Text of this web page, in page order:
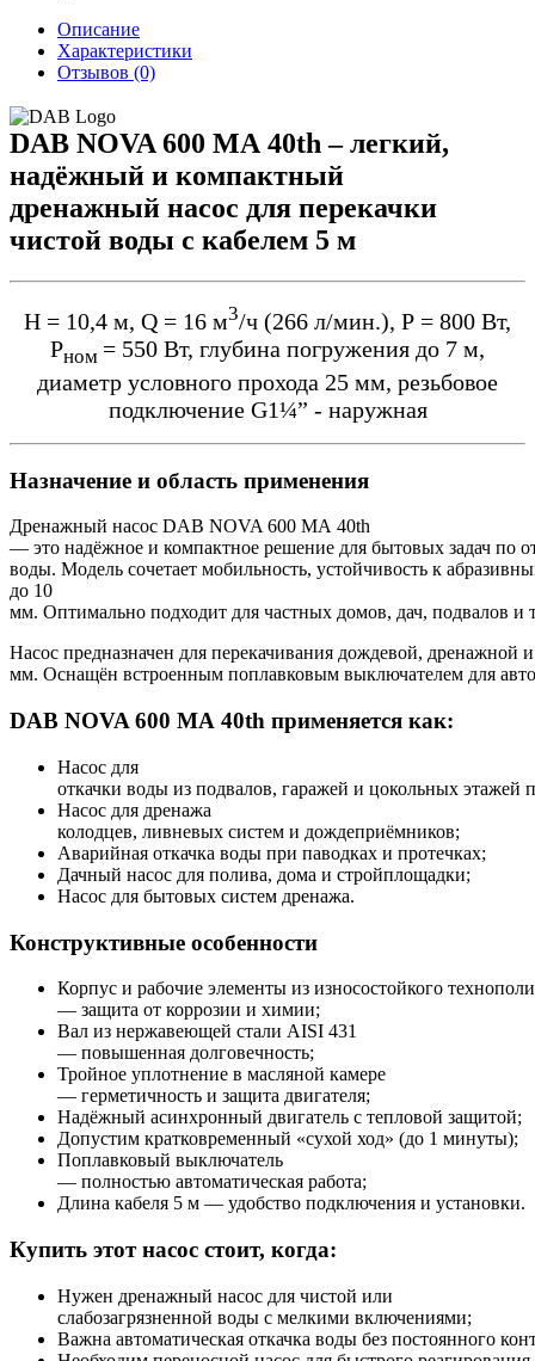
Описание
Характеристики
Отзывов (0)
DAB NOVA 600 MA 40th – легкий,
надёжный и компактный
дренажный насос для перекачки
чистой воды с кабелем 5 м
Н = 10,4 м, Q = 16 м3/ч (266 л/мин.), Р = 800 Вт,
Pном = 550 Вт, глубина погружения до 7 м,
диаметр условного прохода 25 мм, резьбовое
подключение G1¼” - наружная
Назначение и область применения
Дренажный насос DAB NOVA 600 MA 40th
— это надёжное и компактное решение для бытовых задач по
воды. Модель сочетает мобильность, устойчивость к
до 10
мм. Оптимально подходит для частных домов, дач, подвалов и
Насос предназначен для перекачивания дождевой,
мм. Оснащён встроенным поплавковым выключателем для
DAB NOVA 600 MA 40th применяется как:
Насос для
откачки воды из подвалов, гаражей и цокольных этажей
Насос для дренажа
колодцев, ливневых систем и дождеприёмников;
Аварийная откачка воды при паводках и протечках;
Дачный насос для полива, дома и стройплощадки;
Насос для бытовых систем дренажа.
Конструктивные особенности
Корпус и рабочие элементы из износостойкого
— защита от коррозии и химии;
Вал из нержавеющей стали AISI 431
— повышенная долговечность;
Тройное уплотнение в масляной камере
— герметичность и защита двигателя;
Надёжный асинхронный двигатель с тепловой защитой;
Допустим кратковременный «сухой ход» (до 1 минуты);
Поплавковый выключатель
— полностью автоматическая работа;
Длина кабеля 5 м — удобство подключения и установки.
Купить этот насос стоит, когда:
Нужен дренажный насос для чистой или
слабозагрязненной воды с мелкими включениями;
Важна автоматическая откачка воды без постоянного